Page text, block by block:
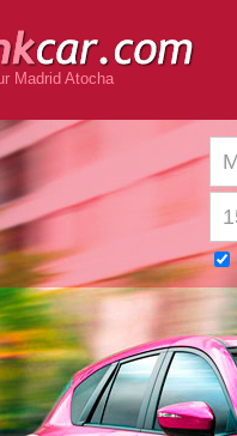
Madrid Atocha